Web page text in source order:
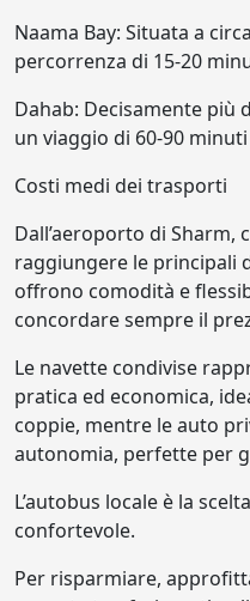
Naama Bay: Situata a
percorrenza di 15-20
Dahab: Decisamente più
un viaggio di 60-90 minuti
Costi medi dei trasporti
Dall’aeroporto di Sharm,
raggiungere le principali
offrono comodità e
concordare sempre il
Le navette condivise
pratica ed economica,
coppie, mentre le auto
autonomia, perfette per
L’autobus locale è la
confortevole.
Per risparmiare,